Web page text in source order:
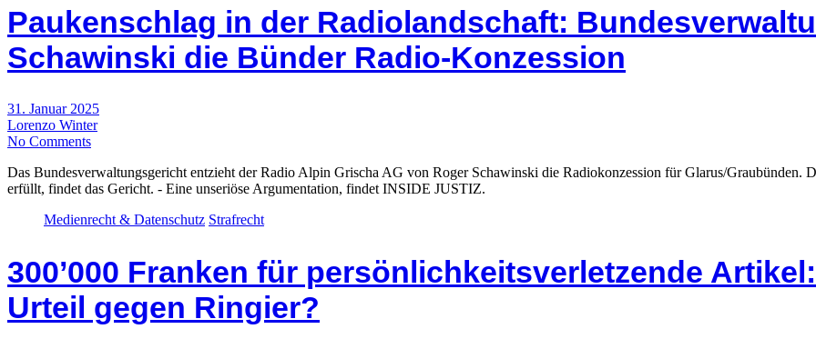
Paukenschlag in der Radiolandschaft:
Schawinski die Bünder Radio-Konzession
31. Januar 2025
Lorenzo Winter
No Comments
Das Bundesverwaltungsgericht entzieht der Radio Alpin Grischa AG von Roger Schawinski die Radiokonzession für Glarus/Graubünden.
erfüllt, findet das Gericht. - Eine unseriöse Argumentation, findet INSIDE JUSTIZ.
Medienrecht & Datenschutz Strafrecht
300’000 Franken für persönlichkeitsverletzende
Urteil gegen Ringier?